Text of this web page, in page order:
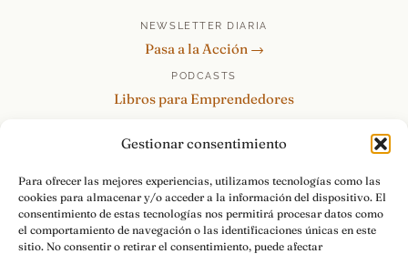
Gestionar consentimiento
Para ofrecer las mejores experiencias, utilizamos tecnologías como las
cookies para almacenar y/o acceder a la información del dispositivo. El
consentimiento de estas tecnologías nos permitirá procesar datos como
el comportamiento de navegación o las identificaciones únicas en este
sitio. No consentir o retirar el consentimiento, puede afectar
NEWSLETTER DIARIA
Pasa a la Acción →
PODCASTS
Libros para Emprendedores
re:Invéntate / PowerSkills
MENTOR360
HABLAMOS
Contacto y consultas →